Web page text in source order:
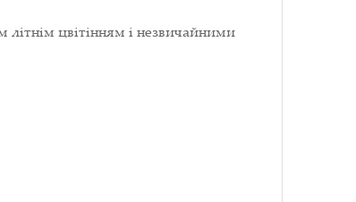
літнім цвітінням і незвичайними